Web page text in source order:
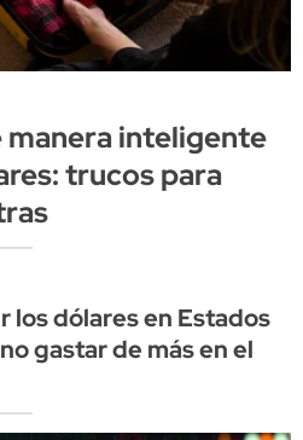
manera inteligente
trucos para
los dólares en Estados
gastar de más en el